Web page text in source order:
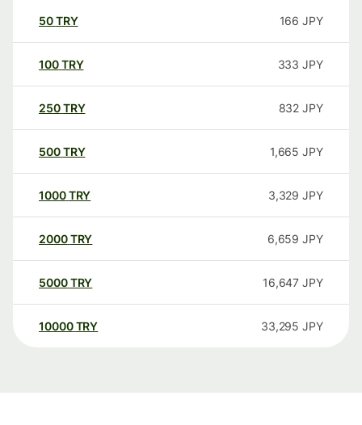
50TRY 166 JPY
100TRY 333 JPY
250TRY 832 JPY
500TRY 1,665 JPY
1000TRY 3,329 JPY
2000TRY 6,659 JPY
5000TRY 16,647 JPY
10000 TRY 33,295 JPY